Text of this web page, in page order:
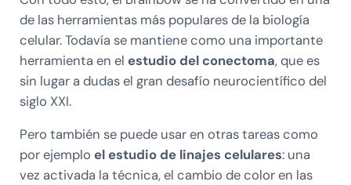
de las herramientas más populares de la biología
celular. Todavía se mantiene como una importante
herramienta en el estudio del conectoma, que es
sin lugar a dudas el gran desafío neurocientífico del
siglo XXI.
Pero también se puede usar en otras tareas como
por ejemplo el estudio de linajes celulares: una
vez activada la técnica, el cambio de color en las